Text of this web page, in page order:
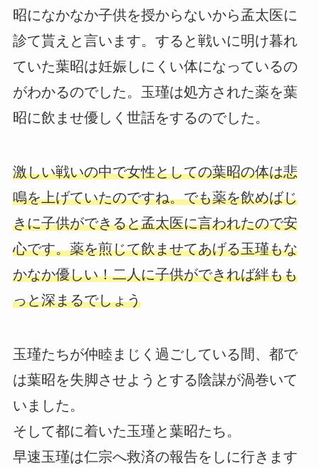
昭になかなか子供を授からないから孟太医に
診て貰えと言います。すると戦いに明け暮れ
ていた葉昭は妊娠しにくい体になっているの
がわかるのでした。玉瑾は処方された薬を葉
昭に飲ませ優しく世話をするのでした。
激しい戦いの中で女性としての葉昭の体は悲
鳴を上げていたのですね。でも薬を飲めばじ
きに子供ができると孟太医に言われたので安
心です。薬を煎じて飲ませてあげる玉瑾もな
かなか優しい！二人に子供ができれば絆もも
っと深まるでしょう
玉瑾たちが仲睦まじく過ごしている間、都で
は葉昭を失脚させようとする陰謀が渦巻いて
いました。
そして都に着いた玉瑾と葉昭たち。
早速玉瑾は仁宗へ救済の報告をしに行きます